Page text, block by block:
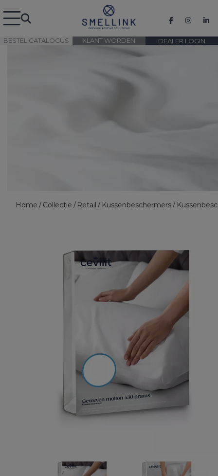
BESTEL CATALOGUS DEALER LOGIN
KLANT WORDEN
Home Collectie Retail Kussenbeschermers